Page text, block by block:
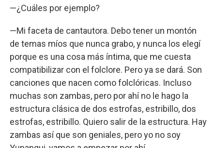
—¿Cuáles por ejemplo?
—Mi faceta de cantautora. Debo tener un montón
de temas míos que nunca grabo, y nunca los elegí
porque es una cosa más íntima, que me cuesta
compatibilizar con el folclore. Pero ya se dará. Son
canciones que nacen como folclóricas. Incluso
muchas son zambas, pero por ahí no le hago la
estructura clásica de dos estrofas, estribillo, dos
estrofas, estribillo. Quiero salir de la estructura. Hay
zambas así que son geniales, pero yo no soy